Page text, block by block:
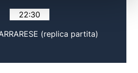
22:30
(replica partita)